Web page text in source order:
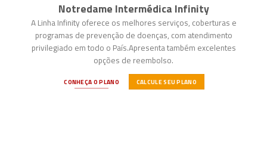
Notredame Intermédica Infinity
A Linha Infinity oferece os melhores serviços, coberturas e
programas de prevenção de doenças, com atendimento
privilegiado em todo o País.Apresenta também excelentes
opções de reembolso.
CONHEÇA O PLANO CALCULE SEU PLANO